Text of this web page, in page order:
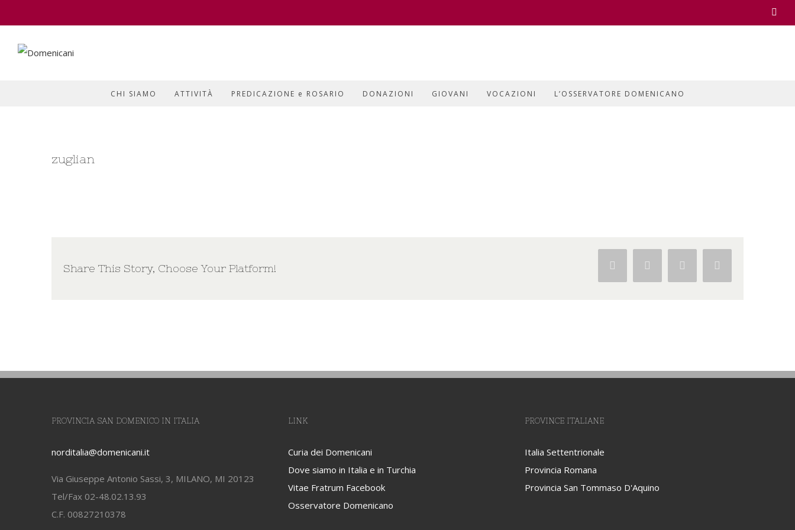
CHI SIAMO ATTIVITÀ PREDICAZIONE e ROSARIO DONAZIONI GIOVANI VOCAZIONI L’OSSERVATORE DOMENICANO
zuglian
Share This Story, Choose Your Platform! Facebook Twitter Google+
PROVINCIA SAN DOMENICO IN ITALIA
norditalia@domenicani.it
Via Giuseppe Antonio Sassi, 3, MILANO, MI 20123
Tel/Fax 02-48.02.13.93
C.F. 00827210378
LINK
Curia dei Domenicani
Dove siamo in Italia e in Turchia
Vitae Fratrum Facebook
Osservatore Domenicano
PROVINCE ITALIANE
Italia Settentrionale
Provincia Romana
Provincia San Tommaso D'Aquino